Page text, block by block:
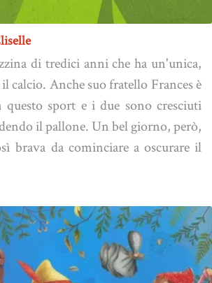
di tredici anni che ha un'unica,
calcio. Anche suo fratello Frances è
questo sport e i due sono cresciuti
il pallone. Un bel giorno, però,
brava da cominciare a oscurare il